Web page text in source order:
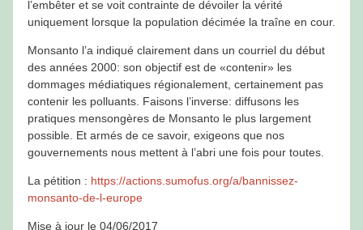
l’embêter et se voit contrainte de dévoiler la vérité
uniquement lorsque la population décimée la traîne en cour.
Monsanto l’a indiqué clairement dans un courriel du début
des années 2000: son objectif est de «contenir» les
dommages médiatiques régionalement, certainement pas
contenir les polluants. Faisons l’inverse: diffusons les
pratiques mensongères de Monsanto le plus largement
possible. Et armés de ce savoir, exigeons que nos
gouvernements nous mettent à l’abri une fois pour toutes.
La pétition : https://actions.sumofus.org/a/bannissez-
monsanto-de-l-europe
Mise à jour le 04/06/2017